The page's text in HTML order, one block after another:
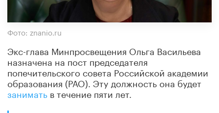
Фото: znanio.ru
Экс-глава Минпросвещения Ольга Васильева
назначена на пост председателя
попечительского совета Российской академии
образования (РАО). Эту должность она будет
занимать в течение пяти лет.